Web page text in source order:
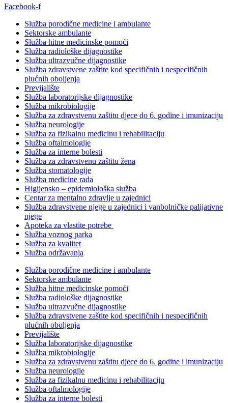
Facebook-f
Služba porodične medicine i ambulante
Sektorske ambulante
Služba hitne medicinske pomoći
Služba radiološke dijagnostike
Služba ultrazvučne dijagnostike
Služba zdravstvene zaštite kod specifičnih i nespecifičnih
plućnih oboljenja
Previjalište
Služba laboratorijske dijagnostike
Služba mikrobiologije
Služba za zdravstvenu zaštitu djece do 6. godine i imunizaciju
Služba neurologije
Služba za fizikalnu medicinu i rehabilitaciju
Služba oftalmologije
Služba za interne bolesti
Služba za zdravstvenu zaštitu žena
Služba stomatologije
Služba medicine rada
Higijensko – epidemiološka služba
Centar za mentalno zdravlje u zajednici
Služba zdravstvene njege u zajednici i vanbolničke palijativne
njege
Apoteka za vlastite potrebe
Služba voznog parka
Služba za kvalitet
Služba održavanja
Služba porodične medicine i ambulante
Sektorske ambulante
Služba hitne medicinske pomoći
Služba radiološke dijagnostike
Služba ultrazvučne dijagnostike
Služba zdravstvene zaštite kod specifičnih i nespecifičnih
plućnih oboljenja
Previjalište
Služba laboratorijske dijagnostike
Služba mikrobiologije
Služba za zdravstvenu zaštitu djece do 6. godine i imunizaciju
Služba neurologije
Služba za fizikalnu medicinu i rehabilitaciju
Služba oftalmologije
Služba za interne bolesti